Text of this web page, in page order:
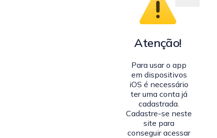
Atenção!
Para usar o app
em dispositivos
iOS é necessário
ter uma conta já
cadastrada.
Cadastre-se neste
site para
conseguir acessar